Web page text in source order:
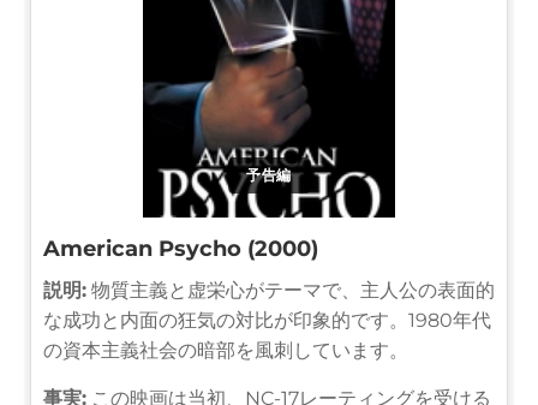
予告編
American Psycho (2000)
説明: 物質主義と虚栄心がテーマで、主人公の表面的
な成功と内面の狂気の対比が印象的です。1980年代
の資本主義社会の暗部を風刺しています。
事実: この映画は当初、NC-17レーティングを受ける